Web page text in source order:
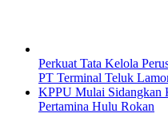
Perkuat Tata Kelola
PT Terminal Teluk
KPPU Mulai Sidangkan
Pertamina Hulu Rokan